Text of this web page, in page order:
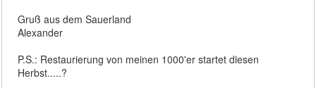
Gruß aus dem Sauerland
Alexander
P.S.: Restaurierung von meinen 1000'er startet diesen
Herbst.....?